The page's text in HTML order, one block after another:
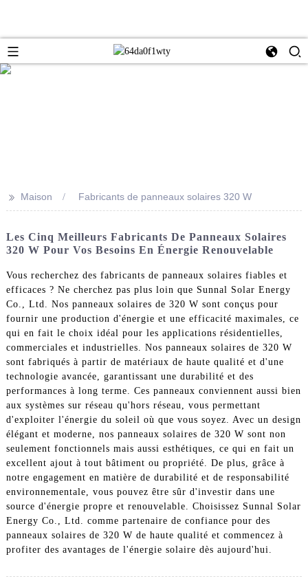
>> Maison Fabricants de panneaux solaires 320 W
Les Cinq Meilleurs Fabricants De Panneaux Solaires
320 W Pour Vos Besoins En Énergie Renouvelable
Vous recherchez des fabricants de panneaux solaires fiables et
efficaces ? Ne cherchez pas plus loin que Sunnal Solar Energy
Co., Ltd. Nos panneaux solaires de 320 W sont conçus pour
fournir une production d'énergie et une efficacité maximales, ce
qui en fait le choix idéal pour les applications résidentielles,
commerciales et industrielles. Nos panneaux solaires de 320 W
sont fabriqués à partir de matériaux de haute qualité et d'une
technologie avancée, garantissant une durabilité et des
performances à long terme. Ces panneaux conviennent aussi bien
aux systèmes sur réseau qu'hors réseau, vous permettant
d'exploiter l'énergie du soleil où que vous soyez. Avec un design
élégant et moderne, nos panneaux solaires de 320 W sont non
seulement fonctionnels mais aussi esthétiques, ce qui en fait un
excellent ajout à tout bâtiment ou propriété. De plus, grâce à
notre engagement en matière de durabilité et de responsabilité
environnementale, vous pouvez être sûr d'investir dans une
source d'énergie propre et renouvelable. Choisissez Sunnal Solar
Energy Co., Ltd. comme partenaire de confiance pour des
panneaux solaires de 320 W de haute qualité et commencez à
profiter des avantages de l'énergie solaire dès aujourd'hui.